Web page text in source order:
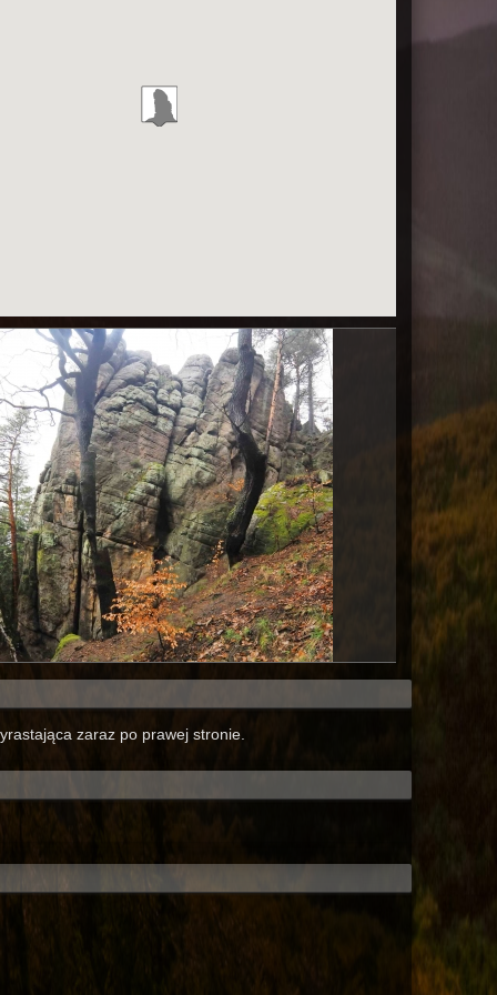
zaraz po prawej stronie.